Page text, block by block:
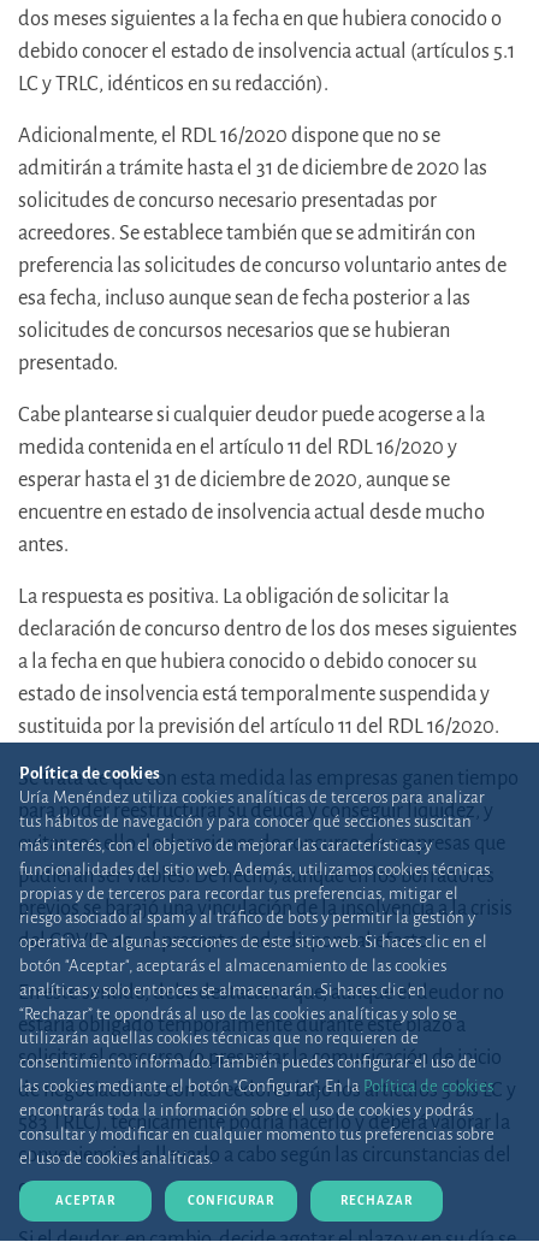
dos meses siguientes a la fecha en que hubiera conocido o
debido conocer el estado de insolvencia actual (artículos 5.1
LC y TRLC, idénticos en su redacción).
Adicionalmente, el RDL 16/2020 dispone que no se
admitirán a trámite hasta el 31 de diciembre de 2020 las
solicitudes de concurso necesario presentadas por
acreedores. Se establece también que se admitirán con
preferencia las solicitudes de concurso voluntario antes de
esa fecha, incluso aunque sean de fecha posterior a las
solicitudes de concursos necesarios que se hubieran
presentado.
Cabe plantearse si cualquier deudor puede acogerse a la
medida contenida en el artículo 11 del RDL 16/2020 y
esperar hasta el 31 de diciembre de 2020, aunque se
encuentre en estado de insolvencia actual desde mucho
antes.
La respuesta es positiva. La obligación de solicitar la
declaración de concurso dentro de los dos meses siguientes
a la fecha en que hubiera conocido o debido conocer su
estado de insolvencia está temporalmente suspendida y
sustituida por la previsión del artículo 11 del RDL 16/2020.
Se trata de que con esta medida las empresas ganen tiempo
para poder reestructurar su deuda y conseguir liquidez, y
evitar con ello declaraciones de concurso de empresas que
pudieran ser viables. De hecho, aunque en los borradores
previos se barajó una vinculación de la insolvencia a la crisis
del COVID-19, el precepto nada dispone al efecto.
En este sentido, debe destacarse que, aunque el deudor no
estaría obligado temporalmente durante este plazo a
solicitar el concurso (o presentar la comunicación de inicio
de negociaciones con acreedores bajo los artículos 5 bis LC y
583 TRLC), técnicamente podría hacerlo y deberá valorar la
conveniencia de llevarlo a cabo según las circunstancias del
caso.
Política de cookies
Uría Menéndez utiliza cookies analíticas de terceros para analizar
tus hábitos de navegación y para conocer qué secciones suscitan
más interés, con el objetivo de mejorar las características y
funcionalidades del sitio web. Además, utilizamos cookies técnicas
propias y de terceros para recordar tus preferencias, mitigar el
riesgo asociado al spam y al tráfico de bots y permitir la gestión y
operativa de algunas secciones de este sitio web. Si haces clic en el
botón "Aceptar", aceptarás el almacenamiento de las cookies
analíticas y solo entonces se almacenarán. Si haces clic en
“Rechazar” te opondrás al uso de las cookies analíticas y solo se
utilizarán aquellas cookies técnicas que no requieren de
consentimiento informado. También puedes configurar el uso de
las cookies mediante el botón "Configurar". En la Política de cookies
encontrarás toda la información sobre el uso de cookies y podrás
consultar y modificar en cualquier momento tus preferencias sobre
el uso de cookies analíticas.
ACEPTAR CONFIGURAR RECHAZAR